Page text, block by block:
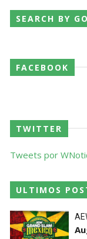
SEARCH BY
FACEBOOK
TWITTER
Tweets por
ULTIMOS